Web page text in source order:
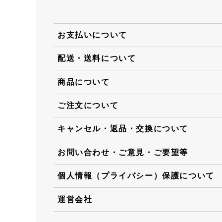
お支払いについて
配送・送料について
商品について
ご注文について
キャンセル・返品・交換について
お問い合わせ・ご意見・ご要望等
個人情報（プライバシー）保護について
運営会社